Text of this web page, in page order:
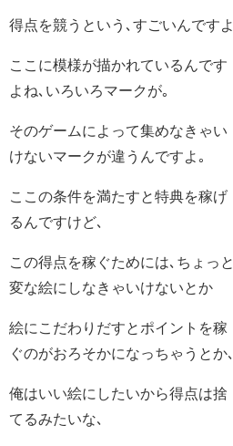
得点を競うという､すごいんですよ
ここに模様が描かれているんです
よね､いろいろマークが｡
そのゲームによって集めなきゃい
けないマークが違うんですよ｡
ここの条件を満たすと特典を稼げ
るんですけど､
この得点を稼ぐためには､ちょっと
変な絵にしなきゃいけないとか
絵にこだわりだすとポイントを稼
ぐのがおろそかになっちゃうとか､
俺はいい絵にしたいから得点は捨
てるみたいな､